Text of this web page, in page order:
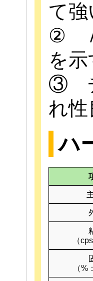
て強
② Ａ
を示
③ チ
れ性
ハ
（
（%